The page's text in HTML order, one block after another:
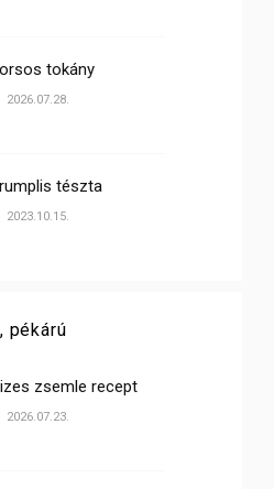
tokány
2026.07.28.
tészta
2023.10.15.
pékárú
zsemle recept
2026.07.23.